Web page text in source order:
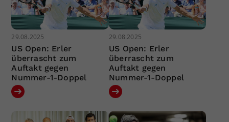
29.08.2025
US Open: Erler
überrascht zum
Auftakt gegen
Nummer-1-Doppel
29.08.2025
US Open: Erler
überrascht zum
Auftakt gegen
Nummer-1-Doppel